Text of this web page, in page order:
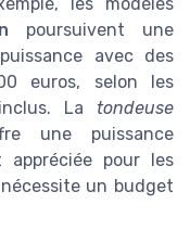
poursuivent une
avec des
euros, selon les
La tondeuse
une puissance
appréciée pour les
un budget